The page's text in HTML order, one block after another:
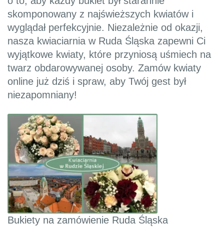
skomponowany z najświeższych kwiatów i
wyglądał perfekcyjnie. Niezależnie od okazji,
nasza kwiaciarnia w Ruda Śląska zapewni Ci
wyjątkowe kwiaty, które przyniosą uśmiech na
twarz obdarowywanej osoby. Zamów kwiaty
online już dziś i spraw, aby Twój gest był
niezapomniany!
Bukiety na zamówienie Ruda Śląska